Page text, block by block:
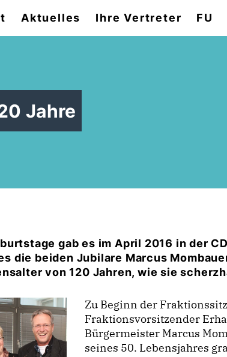
Aktuelles Ihre Vertreter FU
Jahre
gab es im April 2016 in der
die beiden Jubilare Marcus
von 120 Jahren, wie sie
Zu Beginn der
Fraktionsvorsitzender
Bürgermeister Marcus
seines 50. Lebensjahres